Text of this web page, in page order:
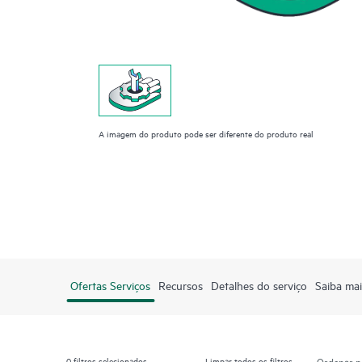
A imagem do produto pode ser diferente do produto real
Ofertas Serviços Recursos Detalhes do serviço Saiba